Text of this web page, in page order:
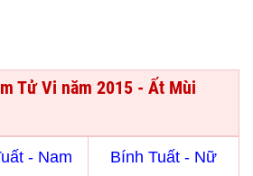
Tử Vi năm 2015 - Ất Mùi
- Nam
Bính Tuất - Nữ